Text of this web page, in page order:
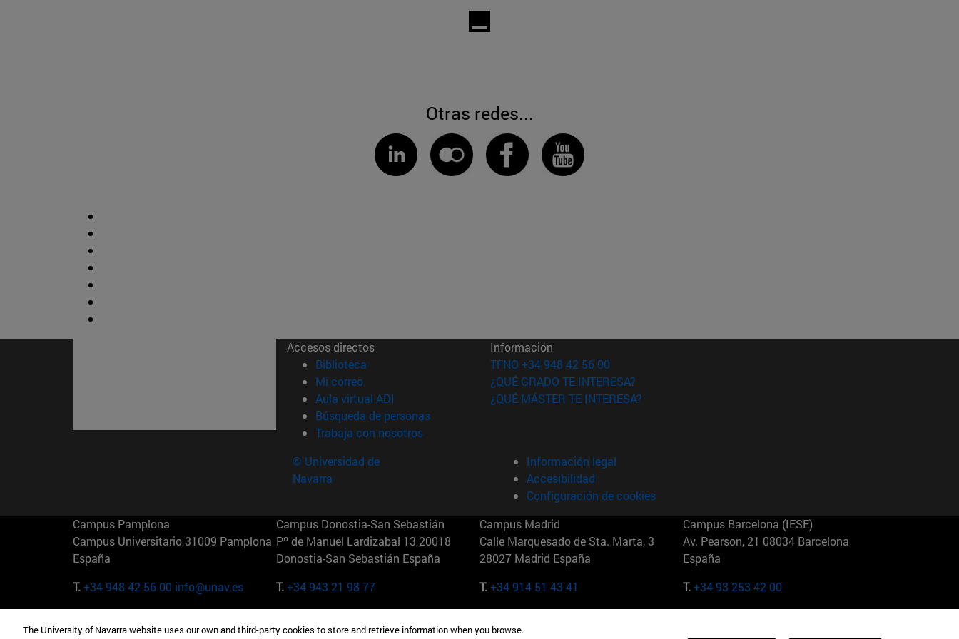
Otras redes...
Accesos directos
Biblioteca (abre en nueva ventana)
Mi correo(abre en nueva ventana)
Aula virtual ADI (abre en nueva ventana)
Búsqueda de personas(abre en nueva ventana)
Trabaja con nosotros(abre en nueva ventana)
Información
TFNO +34 948 42 56 00
¿QUÉ GRADO TE INTERESA?
¿QUÉ MÁSTER TE INTERESA?
© Universidad de
Navarra
Información legal
Accesibilidad
Configuración de cookies
Campus Pamplona
Campus Universitario 31009 Pamplona
España
T.+34 948 42 56 00 info@unav.es
Campus Donostia-San Sebastián
Pº de Manuel Lardizabal 13 20018
Donostia-San Sebastián España
T.+34 943 21 98 77
Campus Madrid
Calle Marquesado de Sta. Marta, 3
28027 Madrid España
T.+34 914 51 43 41
Campus Barcelona (IESE)
Av. Pearson, 21 08034 Barcelona
España
T.+34 93 253 42 00
Camino del Cerro Águila 3 28023
165 W 57th St 10019-2201 Nueva York Maria-Theresia-Straße 15 81675
The University of Navarra website uses our own and third-party cookies to store and retrieve information when you browse.